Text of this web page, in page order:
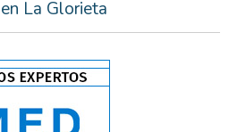
La Glorieta